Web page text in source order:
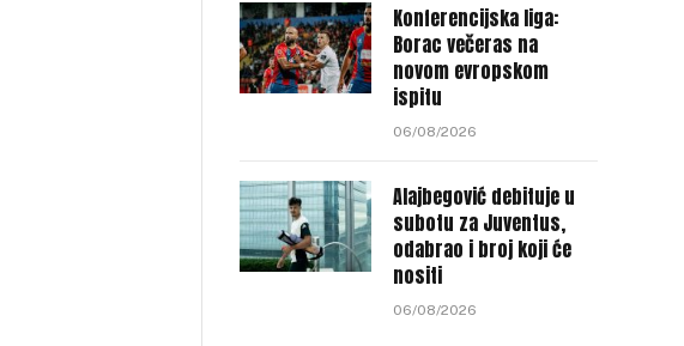
Konferencijska liga:
Borac večeras na
novom evropskom
ispitu
06/08/2026
Alajbegović debituje u
subotu za Juventus,
odabrao i broj koji će
nositi
06/08/2026